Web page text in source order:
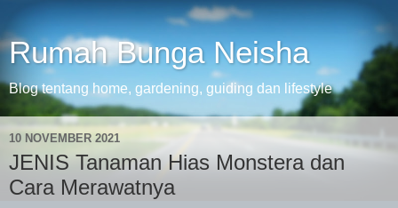
Rumah Bunga Neisha
Blog tentang home, gardening, guiding dan lifestyle
10 NOVEMBER 2021
JENIS Tanaman Hias Monstera dan
Cara Merawatnya